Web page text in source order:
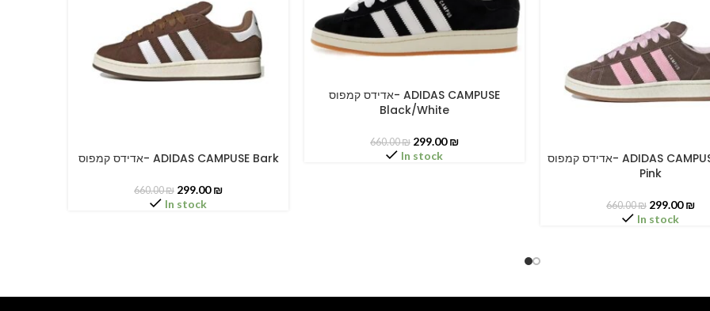
SELECT OPTIONSאדידס קמפוס- ADIDAS CAMPUSE Bark
660.00₪ 299.00₪
In stock
SELECT OPTIONS
אדידס קמפוס- ADIDAS CAMPUSE
Black/White
660.00₪ 299.00₪
In stock
SELECT OPTIONS
אדידס קמפוס- ADIDAS CAMPUSE Clear
Pink
660.00₪ 299.00₪
In stock